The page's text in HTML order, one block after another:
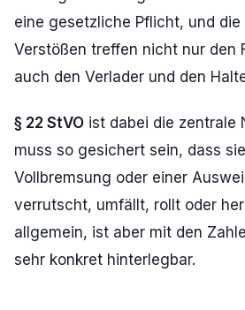
eine gesetzliche Pflicht, und die
Verstößen treffen nicht nur den
auch den Verlader und den
§ 22 StVO ist dabei die zentrale
muss so gesichert sein, dass
Vollbremsung oder einer
verrutscht, umfällt, rollt oder
allgemein, ist aber mit den
sehr konkret hinterlegbar.